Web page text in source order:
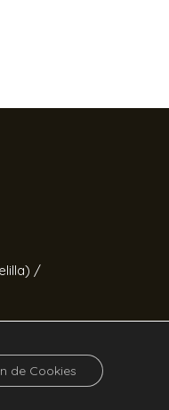
/
de Cookies